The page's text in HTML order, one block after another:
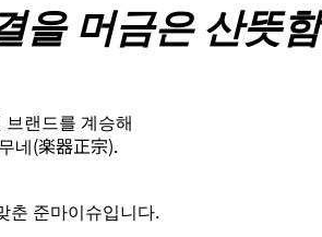
을 머금은 산뜻함
랜드를 계승해
네(楽器正宗).
춘 준마이슈입니다.